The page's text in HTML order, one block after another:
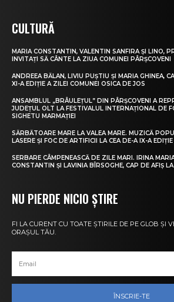
CULTURĂ
MARIA CONSTANTIN, VALENTIN SANFIRA ȘI LINO,
INVITAȚI SĂ CÂNTE LA ZIUA COMUNEI PÂRȘCOVENI
ANDREEA BĂLAN, LIVIU PUȘTIU ȘI MARIA GHINEA,
XI-A EDIȚIE A ZILEI COMUNEI OSICA DE JOS
ANSAMBLUL „BRÂULEȚUL” DIN PÂRȘCOVENI A
JUDEȚUL OLT LA FESTIVALUL INTERNAȚIONAL DE
SIGHETU MARMAȚIEI
SĂRBĂTOARE MARE LA VALEA MARE. MUZICĂ
LASERE ȘI FOC DE ARTIFICII LA CEA DE-A IX-A
SERBARE CÂMPENEASCĂ DE ZILE MARI. IRINA
CONSTANTIN ȘI LAVINIA BÎRSOGHE, CAP DE AFIȘ
NU PIERDE NICIO ȘTIRE
FI LA CURENT CU TOATE ȘTIRILE DE PE GLOB ȘI
ORAȘUL TĂU.
ÎNSCRIE-TE